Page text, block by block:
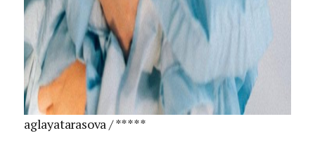
aglayatarasova / *****